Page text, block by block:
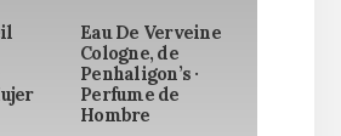
Eau De Verveine
Cologne, de
Penhaligon’s ·
Perfume de
Hombre